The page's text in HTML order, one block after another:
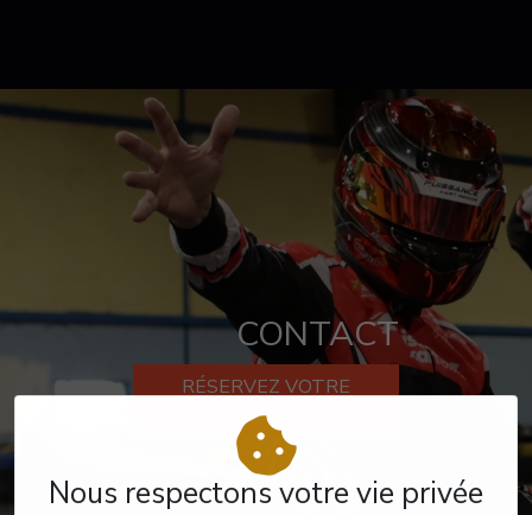
Nous respectons votre vie privée
CONTACT
RÉSERVEZ VOTRE
PASSAGE